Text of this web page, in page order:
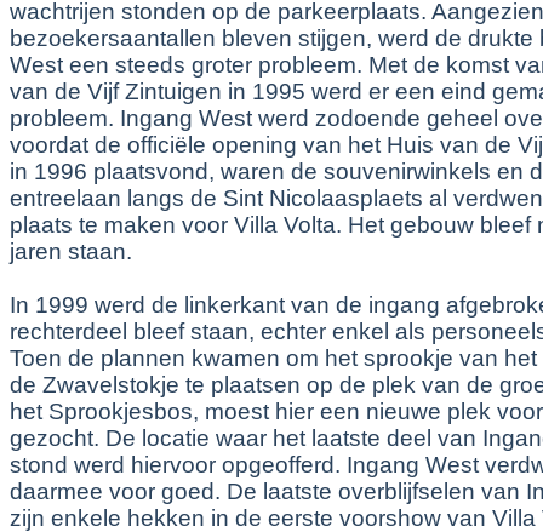
wachtrijen stonden op de parkeerplaats.
bezoekersaantallen bleven stijgen, werd de drukte
West een steeds groter probleem. Met de komst
van de Vijf Zintuigen in 1995 werd er een eind
probleem. Ingang West werd zodoende geheel
voordat de officiële opening van het Huis van de
in 1996 plaatsvond, waren de souvenirwinkels en
entreelaan langs de Sint Nicolaasplaets al
plaats te maken voor Villa Volta. Het gebouw bleef
jaren staan.
In 1999 werd de linkerkant van de ingang
rechterdeel bleef staan, echter enkel als
Toen de plannen kwamen om het sprookje van het
de Zwavelstokje te plaatsen op de plek van de
het Sprookjesbos, moest hier een nieuwe plek
gezocht. De locatie waar het laatste deel van
stond werd hiervoor opgeofferd. Ingang West
daarmee voor goed. De laatste overblijfselen van
zijn enkele hekken in de eerste voorshow van Villa